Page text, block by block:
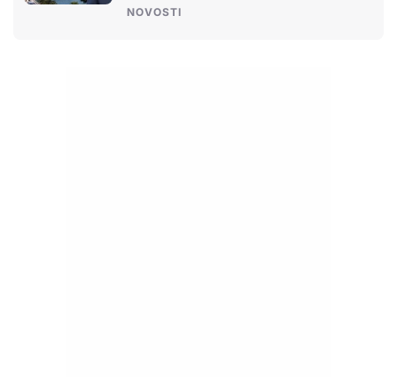
NOVOSTI